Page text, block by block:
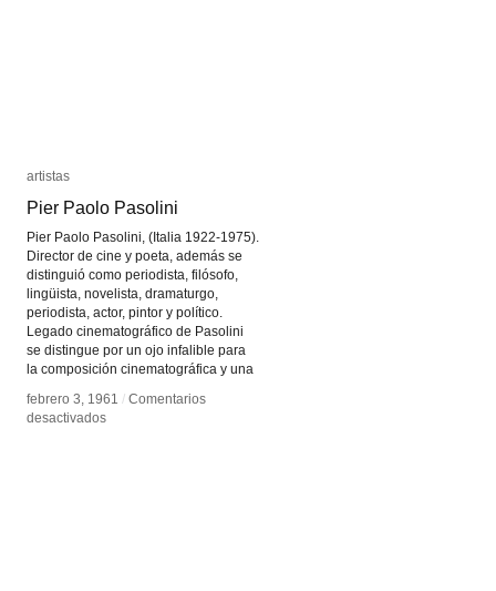
artistas
Pier Paolo Pasolini
Pier Paolo Pasolini, (Italia 1922-1975).
Director de cine y poeta, además se
distinguió como periodista, filósofo,
lingüista, novelista, dramaturgo,
periodista, actor, pintor y político.
Legado cinematográfico de Pasolini
se distingue por un ojo infalible para
la composición cinematográfica y una
febrero 3, 1961 / Comentarios
desactivadosen
artistas
Pier Paolo Pasolini
febrero 3, 1961 / Comentarios
desactivadosen